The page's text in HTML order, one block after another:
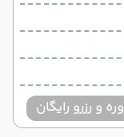
و رزرو رایگان